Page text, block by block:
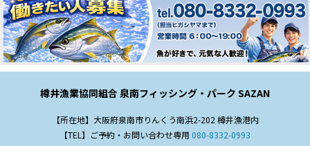
樽井漁業協同組合 泉南フィッシング・パーク SAZAN
【所在地】大阪府泉南市りんくう南浜2-202 樽井漁港内
【TEL】ご予約・お問い合わせ専用 080-8332-0993